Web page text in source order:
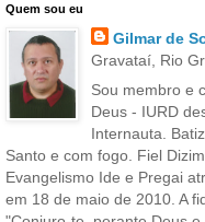
Quem sou eu
Gilmar de
Gravataí, Rio
Sou membro e
Deus - IURD
Internauta.
Santo e com fogo. Fiel
Evangelismo Ide e Pregai
em 18 de maio de 2010. A